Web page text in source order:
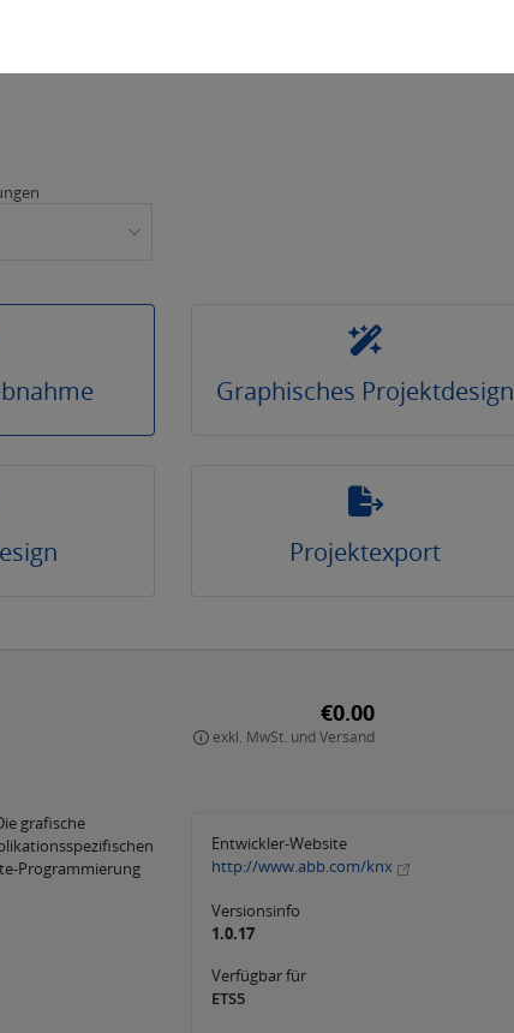
Graphisches Projektdesign
Projektexport
€0.00
exkl. MwSt. und Versand
grafische
Programmierung
Entwickler-Website
http://www.abb.com/knx
Versionsinfo
1.0.17
Verfügbar für
ETS5